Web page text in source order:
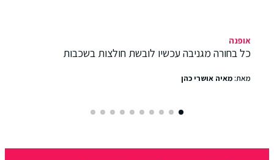
אופנה
כל בחורה מגניבה עכשיו לובשת חולצות בשכבות
מאת:מאיה אושרי כהן